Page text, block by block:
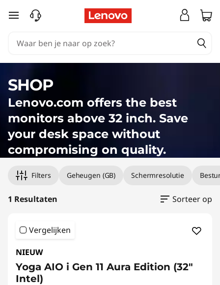
Ga naar de hoofdinhoud
SHOP
Lenovo.com offers the best
monitors above 32 inch. Save
your desk space without
compromising on quality.
Filters Geheugen (GB) Schermresolutie
1 Resultaten Sorteer op
Vergelijken
NIEUW
Yoga AIO i Gen 11 Aura Edition (32"
Intel)